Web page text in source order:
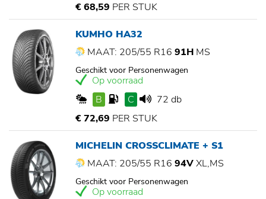
€ 68,59 PER STUK
KUMHO HA32
MAAT: 205/55 R16 91H MS
Geschikt voor Personenwagen
Op voorraad
B
C
72 db
€ 72,69 PER STUK
MICHELIN CROSSCLIMATE + S1
MAAT: 205/55 R16 94VXL,MS
Geschikt voor Personenwagen
Op voorraad